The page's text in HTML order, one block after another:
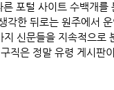
포털 사이트 수백개를
각한 뒤로는 원주에서 운
신문들을 지속적으로
직은 정말 유령 게시판